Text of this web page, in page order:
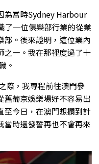
為當時Sydney Harbour
了一位俱樂部行業的從業
部。後來證明，這位業內
之一。我在那裡度過了十
。
際，我專程前往澳門參
舊葡京娛樂場好不容易出
至今日，在澳門想攔到計
當時還發誓再也不會再來